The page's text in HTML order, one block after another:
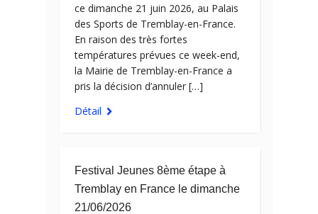
ce dimanche 21 juin 2026, au Palais
des Sports de Tremblay-en-France.
En raison des très fortes
températures prévues ce week-end,
la Mairie de Tremblay-en-France a
pris la décision d’annuler […]
Détail
Festival Jeunes 8ème étape à
Tremblay en France le dimanche
21/06/2026